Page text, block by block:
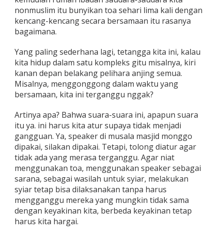
nonmuslim itu bunyikan toa sehari lima kali dengan
kencang-kencang secara bersamaan itu rasanya
bagaimana.
Yang paling sederhana lagi, tetangga kita ini, kalau
kita hidup dalam satu kompleks gitu misalnya, kiri
kanan depan belakang pelihara anjing semua.
Misalnya, menggonggong dalam waktu yang
bersamaan, kita ini terganggu nggak?
Artinya apa? Bahwa suara-suara ini, apapun suara
itu ya. ini harus kita atur supaya tidak menjadi
gangguan. Ya, speaker di musala masjid monggo
dipakai, silakan dipakai. Tetapi, tolong diatur agar
tidak ada yang merasa terganggu. Agar niat
menggunakan toa, menggunakan speaker sebagai
sarana, sebagai wasilah untuk syiar, melakukan
syiar tetap bisa dilaksanakan tanpa harus
mengganggu mereka yang mungkin tidak sama
dengan keyakinan kita, berbeda keyakinan tetap
harus kita hargai.